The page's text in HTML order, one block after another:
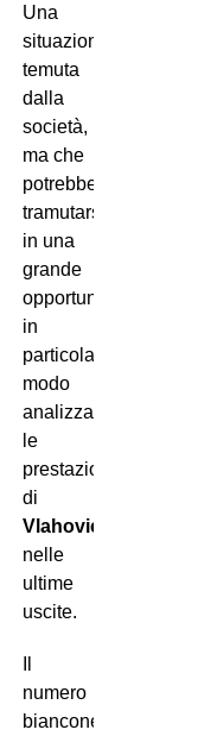
Una
situazione
temuta
dalla
società,
ma che
potrebbe
tramutarsi
in una
grande
opportunità:
in
particolar
modo
analizzando
le
prestazioni
di
Vlahovic
nelle
ultime
uscite.
numero
bianconero,